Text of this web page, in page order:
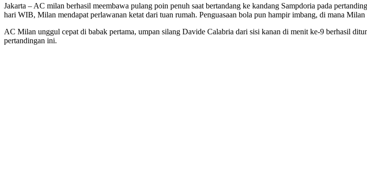
Jakarta – AC milan berhasil meembawa pulang poin penuh saat bertandang ke kandang Sampdoria pada
hari WIB, Milan mendapat perlawanan ketat dari tuan rumah. Penguasaan bola pun hampir imbang, di mana Milan
AC Milan unggul cepat di babak pertama, umpan silang Davide Calabria dari sisi kanan di menit ke-9 berhasil
pertandingan ini.